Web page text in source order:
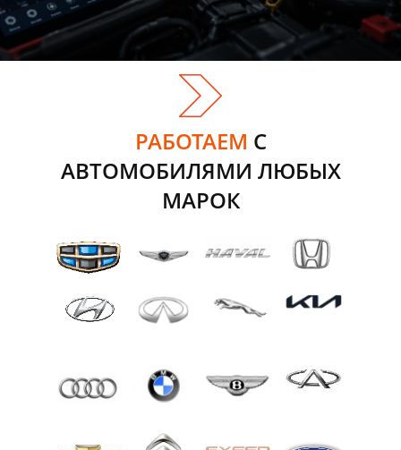
РАБОТАЕМ С
АВТОМОБИЛЯМИ ЛЮБЫХ
МАРОК